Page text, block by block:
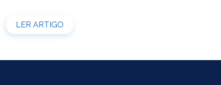
realizar novas simulações ou contratar empréstimos
pelos canais disponibilizados pela CBS Previdência.
Recomendamos que os participantes que […]
LER ARTIGO